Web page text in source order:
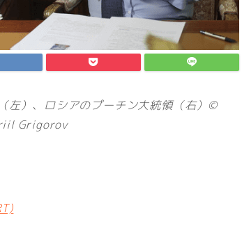
左）、ロシアのプーチン大統領（右）©
Grigorov